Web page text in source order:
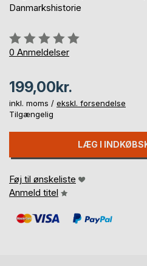
Danmarkshistorie
Anmeldelse::
0%
0 Anmeldelser
199,00kr.
inkl. moms / ekskl. forsendelse
Tilgængelig
LÆG I
Føj til ønskeliste
Anmeld titel